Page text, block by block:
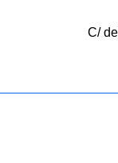
C/